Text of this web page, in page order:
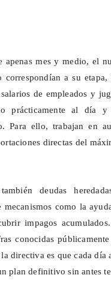
apenas mes y medio, el
correspondían a su
de empleados y
prácticamente al día
Para ello, trabajan en
directas del
deudas
mecanismos como la
impagos
conocidas
directiva es que cada
plan definitivo sin antes